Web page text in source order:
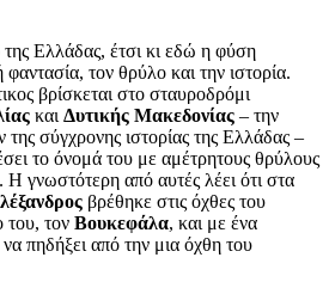
Ελλάδας, έτσι κι εδώ η φύση
φαντασία, τον θρύλο και την ιστορία.
βρίσκεται στο σταυροδρόμι
και Δυτικής Μακεδονίας – την
σύγχρονης ιστορίας της Ελλάδας –
το όνομά του με αμέτρητους θρύλους
Η γνωστότερη από αυτές λέει ότι στα
βρέθηκε στις όχθες του
του, τον Βουκεφάλα, και με ένα
πηδήξει από την μια όχθη του